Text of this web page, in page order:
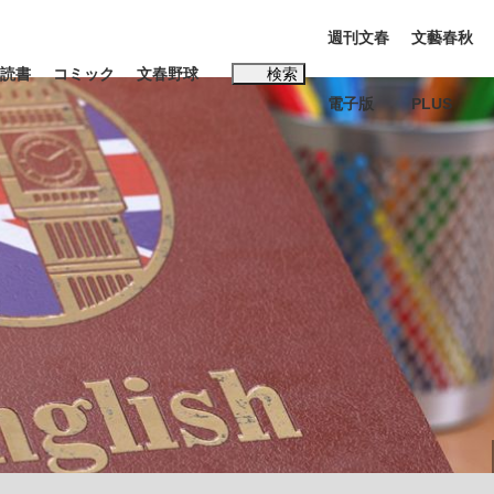
ンタビュー
田圭佑が初めて明かした日本代表監督に...
POPアイドルたち
読書 コミック 文春野球 検索
#松田聖子
週刊文春
電子版
文藝春秋
PLUS